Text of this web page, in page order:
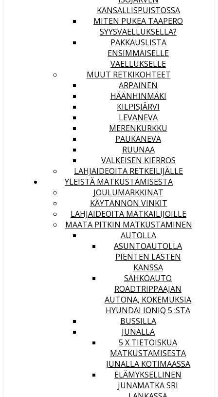
KANSALLISPUISTOSSA
MITEN PUKEA TAAPERO
SYYSVAELLUKSELLA?
PAKKAUSLISTA
ENSIMMÄISELLE
VAELLUKSELLE
MUUT RETKIKOHTEET
ARPAINEN
HÄÄNHINMÄKI
KILPISJÄRVI
LEVANEVA
MERENKURKKU
PAUKANEVA
RUUNAA
VALKEISEN KIERROS
LAHJAIDEOITA RETKEILIJÄLLE
YLEISTÄ MATKUSTAMISESTA
JOULUMARKKINAT
KÄYTÄNNÖN VINKIT
LAHJAIDEOITA MATKAILIJOILLE
MAATA PITKIN MATKUSTAMINEN
AUTOLLA
ASUNTOAUTOLLA
PIENTEN LASTEN
KANSSA
SÄHKÖAUTO
ROADTRIPPAAJAN
AUTONA, KOKEMUKSIA
HYUNDAI IONIQ 5 :STA
BUSSILLA
JUNALLA
5 X TIETOISKUA
MATKUSTAMISESTA
JUNALLA KOTIMAASSA
ELÄMYKSELLINEN
JUNAMATKA SRI